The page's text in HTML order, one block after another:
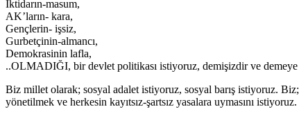
İktidarın-masum,
AK’ların- kara,
Gençlerin- işsiz,
Gurbetçinin-almancı,
Demokrasinin lafla,
..OLMADIĞI, bir devlet politikası istiyoruz, demişizdir ve demeye
Biz millet olarak; sosyal adalet istiyoruz, sosyal barış istiyoruz.
yönetilmek ve herkesin kayıtsız-şartsız yasalara uymasını istiyoruz.